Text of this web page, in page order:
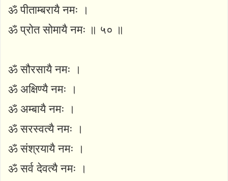
ॐ पीताम्बरायै नमः ।
ॐ प्रोत सोमायै नमः ॥ ५० ॥
ॐ सौरसायै नमः ।
ॐ अक्षिण्यै नमः ।
ॐ अम्बायै नमः ।
ॐ सरस्वत्यै नमः ।
ॐ संश्रयायै नमः ।
ॐ सर्व देवत्यै नमः ।